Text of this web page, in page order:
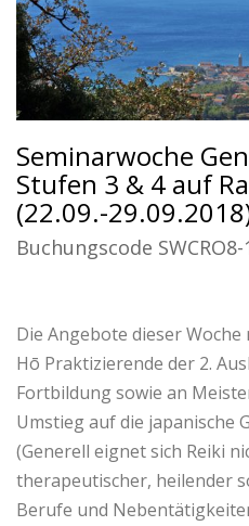
Seminarwoche
Stufen 3 & 4 auf
(22.09.-
Buchungscode SWCRO8-
Die Angebote dieser Woche
Hō Praktizierende der 2.
Fortbildung sowie an
Umstieg auf die japanische
(Generell eignet sich Reiki
therapeutischer, heilender
Berufe und